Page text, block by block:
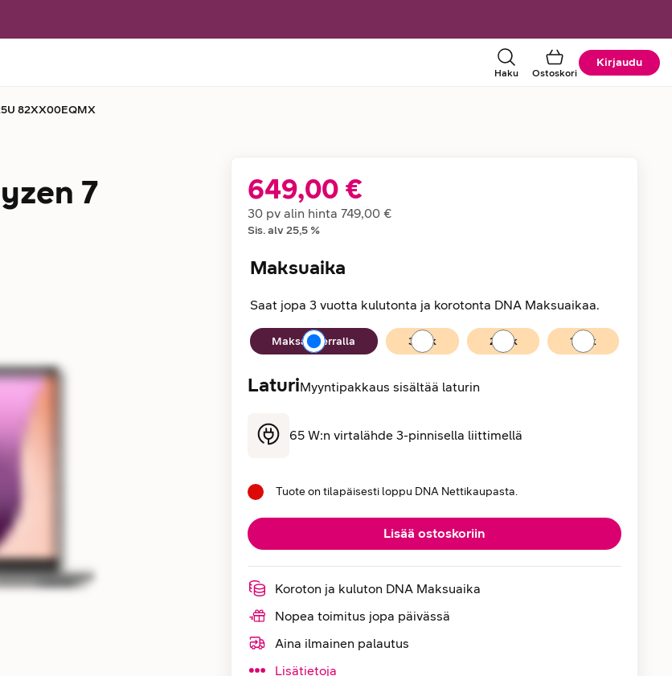
Haku Ostoskori
Kirjaudu
82XX00EQMX
7
Hintatiedot
649,00 €
30 pv alin hinta 749,00 €
Sis. alv 25,5%
Maksuaika
Saat jopa 3 vuotta kulutonta ja korotonta DNA Maksuaikaa.
Maksuaika
Maksan kerralla 36 kk 24 kk 12 kk
LaturiMyyntipakkaus sisältää laturin
65 W:n virtalähde 3-pinnisella liittimellä
Tuote on tilapäisesti loppu DNA Nettikaupasta.
Lisää ostoskoriin
Koroton ja kuluton DNA Maksuaika
Nopea toimitus jopa päivässä
Aina ilmainen palautus
Lisätietoja